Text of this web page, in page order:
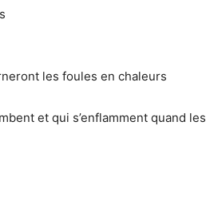
les foules en chaleurs
et qui s’enflamment quand les